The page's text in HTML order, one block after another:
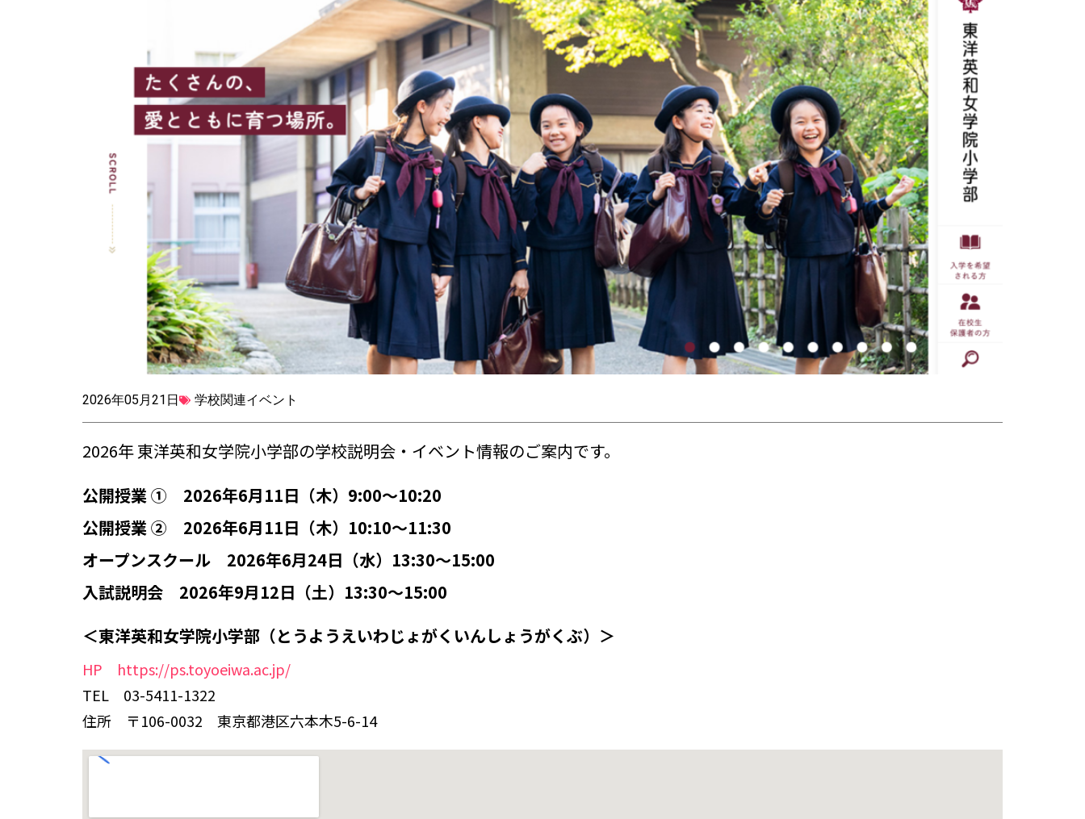
2026年05月21日 学校関連イベント
2026年 東洋英和女学院小学部の学校説明会・イベント情報のご案内です。
公開授業 ① 2026年6月11日（木）9:00～10:20
公開授業 ② 2026年6月11日（木）10:10〜11:30
オープンスクール 2026年6月24日（水）13:30～15:00
入試説明会 2026年9月12日（土）13:30～15:00
＜東洋英和女学院小学部（とうようえいわじょがくいんしょうがくぶ）＞
HP https://ps.toyoeiwa.ac.jp/
TEL 03-5411-1322
住所 〒106-0032 東京都港区六本木5-6-14